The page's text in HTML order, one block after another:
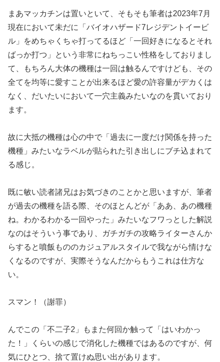
まあマッカチンは置いといて、そもそも筆者は2023年7月
現在において未だに「バイオハザード7レジデントイービ
ル」をめちゃ くちゃ打ってるほど「一回好きになるとそれ
ばっか打つ」という非常にねちっこい性格をしておりまし
て、もちろん大体の機種は一回 は触るんですけども、その
全てを均等に愛すことが出来るほど愛の許容量がデカくは
なく、 だいたいにおいて一穴主義みたいなのを貫いており
ます。
故に大抵の機種は心の中で「過去に一度だけ関係を持った
機種」みたいなラベルが貼られた引き出しにブチ込まれて
る感じ。
既に敏い読者諸兄はお気づきのことかと思いますが、筆者
が過去の機種を語る際、そのほとんどが「ああ、あの機種
ね。わかるわかる一回やった」みたいなフワっとした解説
なのはそういう事であり、
ガチガチの攻略ライターさんか
らすると噴飯もののカジュアルスタイルで我ながら情けな
くなるのですが、実際そうなんだからもうこ れは仕方な
い。
スマン！（謝罪）
んでこの「不二子2」もまた何回か触って「はいわかっ
た！」くらいの感じで消化した機種ではあるのですが、何
気にひとつ、捨て置けぬ思い出があります。